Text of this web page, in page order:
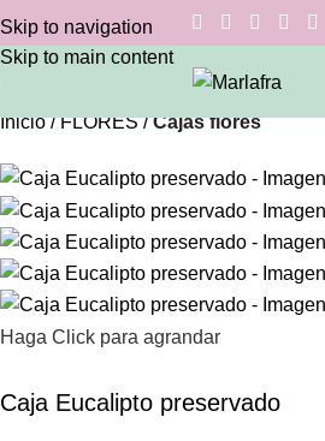
Skip to navigation
Skip to main content
Inicio FLORES Cajas flores
Haga Click para agrandar
Caja Eucalipto preservado